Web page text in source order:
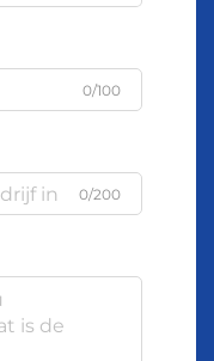
0/100
0/200